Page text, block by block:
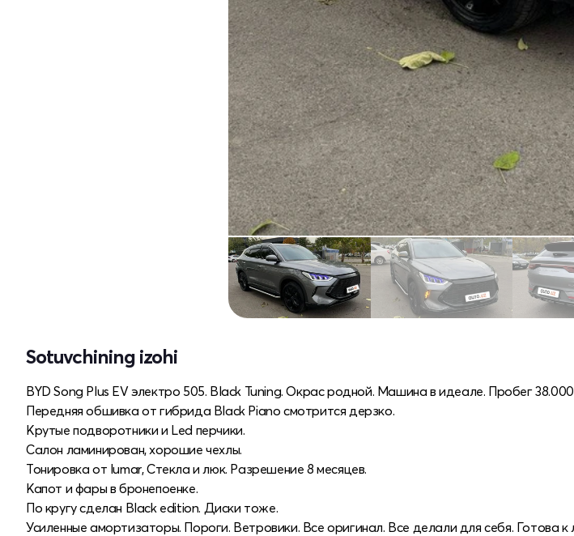
Sotuvchining izohi
BYD Song Plus EV электро 505. Black Tuning. Окрас родной. Машина в идеале. Пробег
Передняя обшивка от гибрида Black Piano смотрится дерзко.
Крутые подворотники и Led перчики.
Салон ламинирован, хорошие чехлы.
Тонировка от lumar, Стекла и люк. Разрешение 8 месяцев.
Капот и фары в бронепоенке.
По кругу сделан Black edition. Диски тоже.
Усиленные амортизаторы. Пороги. Ветровики. Все оригинал. Все делали для себя. Готова